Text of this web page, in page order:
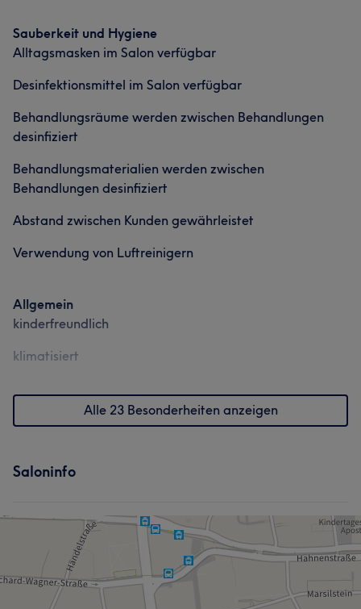
Sauberkeit und Hygiene
Alltagsmasken im Salon verfügbar
Desinfektionsmittel im Salon verfügbar
Behandlungsräume werden zwischen Behandlungen
desinfiziert
Behandlungsmaterialien werden zwischen
Behandlungen desinfiziert
Abstand zwischen Kunden gewährleistet
Verwendung von Luftreinigern
Allgemein
kinderfreundlich
klimatisiert
Alle 23 Besonderheiten anzeigen
Saloninfo